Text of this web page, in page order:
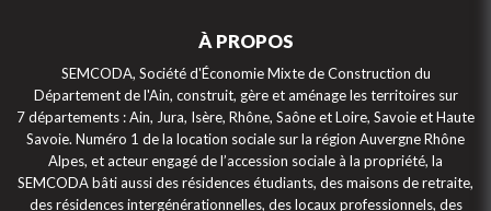
À PROPOS
SEMCODA, Société d'Économie Mixte de Construction du
Département de l'Ain, construit, gère et aménage les territoires sur
7 départements : Ain, Jura, Isère, Rhône, Saône et Loire, Savoie et Haute
Savoie. Numéro 1 de la location sociale sur la région Auvergne Rhône
Alpes, et acteur engagé de l’accession sociale à la propriété, la
SEMCODA bâti aussi des résidences étudiants, des maisons de retraite,
des résidences intergénérationnelles, des locaux professionnels, des